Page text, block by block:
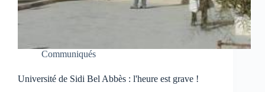
Communiqués
Université de Sidi Bel Abbès : l'heure est grave !